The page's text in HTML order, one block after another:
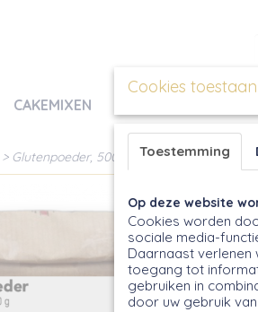
CAKEMIXEN
> Glutenpoeder, 500g
€
✓
Cookies
Toestemming
Op deze website
Cookies worden
sociale media-
Daarnaast verlenen
toegang tot
gebruiken in
door uw gebruik